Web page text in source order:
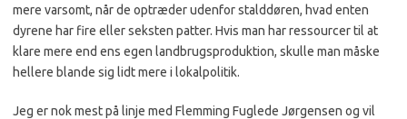
mere varsomt, når de optræder udenfor stalddøren, hvad enten
dyrene har fire eller seksten patter. Hvis man har res­sourcer til at
klare mere end ens egen landbrugsproduktion, skulle man måske
hel­lere blande sig lidt mere i lokalpolitik.
Jeg er nok mest på linje med Flemming Fuglede Jørgensen og vil